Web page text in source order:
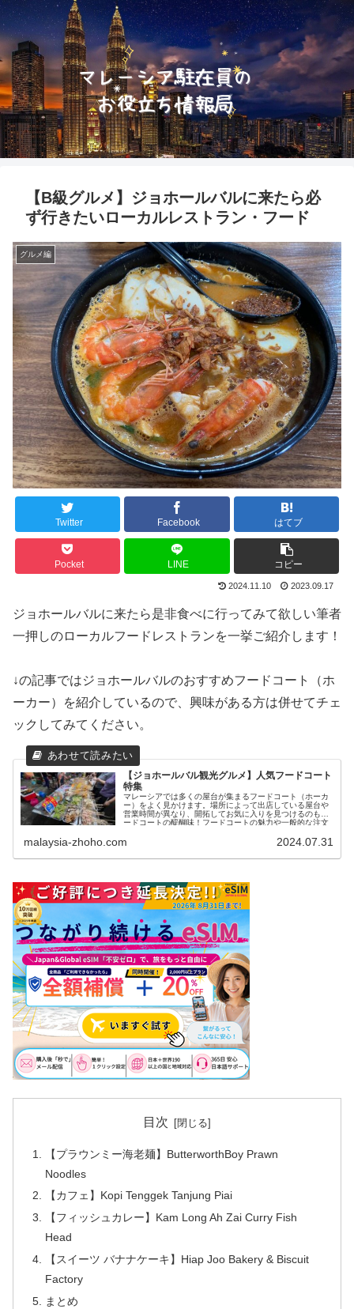
【B級グルメ】ジョホールバルに来たら必
ず行きたいローカルレストラン・フード
グルメ編
Twitter Facebook はてブ
Pocket LINE コピー
2024.11.10 2023.09.17
ジョホールバルに来たら是非食べに行ってみて欲しい筆者
一押しのローカルフードレストランを一挙ご紹介します！
↓の記事ではジョホールバルのおすすめフードコート（ホ
ーカー）を紹介しているので、興味がある方は併せてチェ
ックしてみてください。
【ジョホールバル観光グルメ】人気フードコート
特集
マレーシアでは多くの屋台が集まるフードコート（ホーカ
ー）をよく見かけます。場所によって出店している屋台や
営業時間が異なり、開拓してお気に入りを見つけるのもフ
ードコートの醍醐味！フードコートの魅力や一般的な注文
malaysia-zhoho.com 2024.07.31
目次
【プラウンミー海老麺】ButterworthBoy Prawn
Noodles
【カフェ】Kopi Tenggek Tanjung Piai
【フィッシュカレー】Kam Long Ah Zai Curry Fish
Head
【スイーツ バナナケーキ】Hiap Joo Bakery & Biscuit
Factory
まとめ